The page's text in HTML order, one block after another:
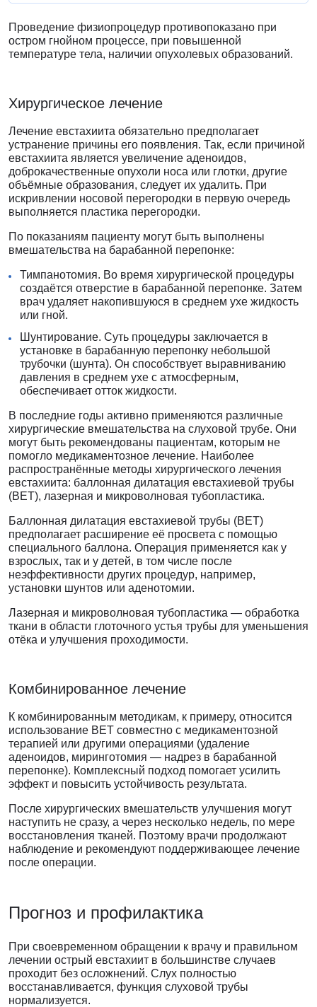
Проведение физиопроцедур противопоказано при
остром гнойном процессе, при повышенной
температуре тела, наличии опухолевых образований.
Хирургическое лечение
Лечение евстахиита обязательно предполагает
устранение причины его появления. Так, если причиной
евстахиита является увеличение аденоидов,
доброкачественные опухоли носа или глотки, другие
объёмные образования, следует их удалить. При
искривлении носовой перегородки в первую очередь
выполняется пластика перегородки.
По показаниям пациенту могут быть выполнены
вмешательства на барабанной перепонке:
Тимпанотомия. Во время хирургической процедуры
создаётся отверстие в барабанной перепонке. Затем
врач удаляет накопившуюся в среднем ухе жидкость
или гной.
Шунтирование. Суть процедуры заключается в
установке в барабанную перепонку небольшой
трубочки (шунта). Он способствует выравниванию
давления в среднем ухе с атмосферным,
обеспечивает отток жидкости.
В последние годы активно применяются различные
хирургические вмешательства на слуховой трубе. Они
могут быть рекомендованы пациентам, которым не
помогло медикаментозное лечение. Наиболее
распространённые методы хирургического лечения
евстахиита: баллонная дилатация евстахиевой трубы
(BET), лазерная и микроволновая тубопластика.
Баллонная дилатация евстахиевой трубы (BET)
предполагает расширение её просвета с помощью
специального баллона. Операция применяется как у
взрослых, так и у детей, в том числе после
неэффективности других процедур, например,
установки шунтов или аденотомии.
Лазерная и микроволновая тубопластика — обработка
ткани в области глоточного устья трубы для уменьшения
отёка и улучшения проходимости.
Комбинированное лечение
К комбинированным методикам, к примеру, относится
использование BET совместно с медикаментозной
терапией или другими операциями (удаление
аденоидов, миринготомия — надрез в барабанной
перепонке). Комплексный подход помогает усилить
эффект и повысить устойчивость результата.
После хирургических вмешательств улучшения могут
наступить не сразу, а через несколько недель, по мере
восстановления тканей. Поэтому врачи продолжают
наблюдение и рекомендуют поддерживающее лечение
после операции.
Прогноз и профилактика
При своевременном обращении к врачу и правильном
лечении острый евстахиит в большинстве случаев
проходит без осложнений. Слух полностью
восстанавливается, функция слуховой трубы
нормализуется.